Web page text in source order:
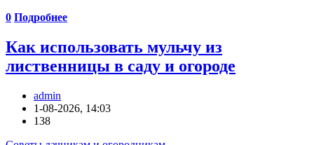
0 Подробнее
Как использовать мульчу из
лиственницы в саду и огороде
admin
1-08-2026, 14:03
138